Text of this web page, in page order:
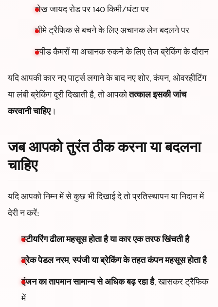
शेख जायद रोड पर 140 किमी/घंटा पर
धीमे ट्रैफिक से बचने के लिए अचानक लेन बदलने पर
स्पीड कैमरों या अचानक रुकने के लिए तेज ब्रेकिंग के दौरान
यदि आपकी कार नए पार्ट्स लगाने के बाद नए शोर, कंपन, ओवरहीटिंग
या लंबी ब्रेकिंग दूरी दिखाती है, तो आपकोतत्काल इसकी जांच
करवानी चाहिए।
जब आपको तुरंत ठीक करना या बदलना
चाहिए
यदि आपको निम्न में से कुछ भी दिखाई दे तो प्रतिस्थापन या निदान में
देरी न करें:
स्टीयरिंग ढीला महसूस होता है या कार एक तरफ खिंचती है
ब्रेक पेडल नरम, स्पंजी या ब्रेकिंग के तहत कंपन महसूस होता है
इंजन का तापमान सामान्य से अधिक बढ़ रहा है, खासकर ट्रैफिक
में